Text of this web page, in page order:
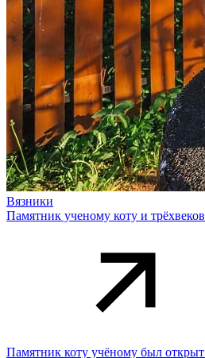
Вязники
Памятник ученому коту и
Памятник коту учёному был